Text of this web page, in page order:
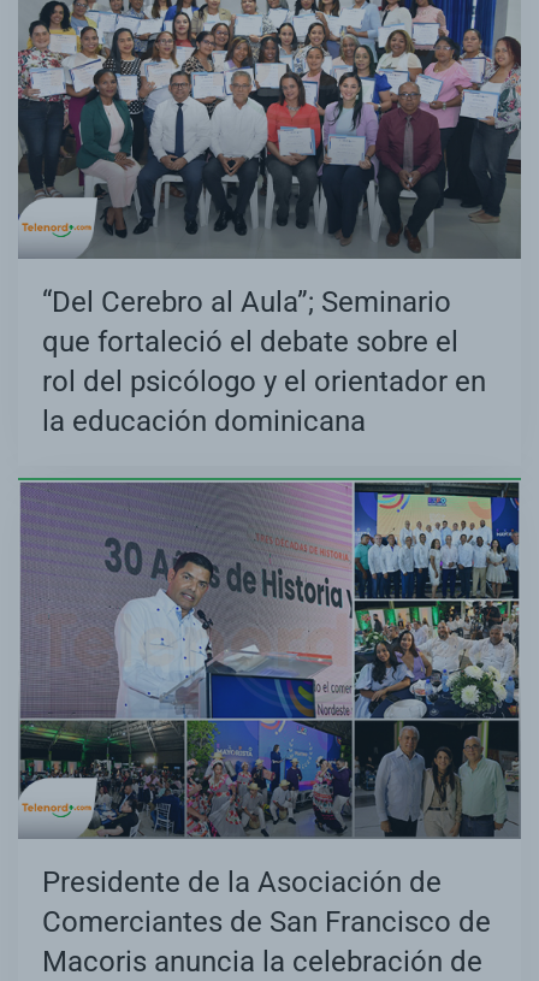
“Del Cerebro al Aula”; Seminario
que fortaleció el debate sobre el
rol del psicólogo y el orientador en
la educación dominicana
Presidente de la Asociación de
Comerciantes de San Francisco de
Macoris anuncia la celebración de